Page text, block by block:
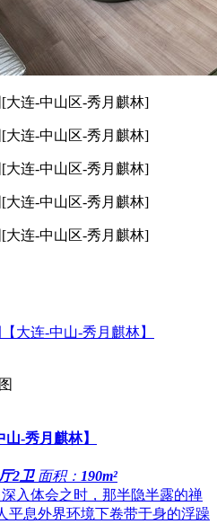
大连-中山-秀月麒林】
-秀月麒林】
2卫 面积： 190m²
入体会之时，那半隐半露的禅
平息外界环境下卷带于身的浮躁